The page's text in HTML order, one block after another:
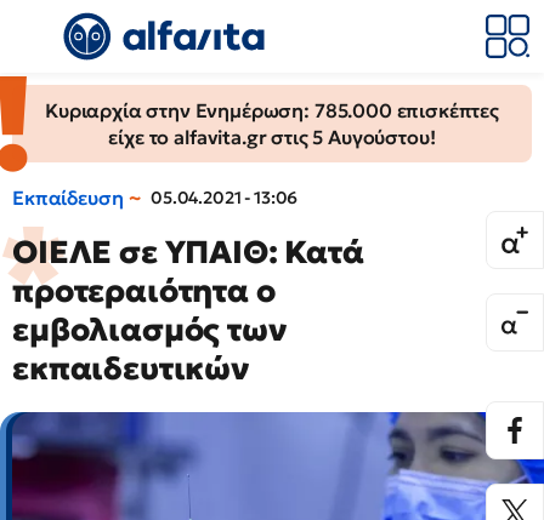
Κυριαρχία στην Ενημέρωση: 785.000 επισκέπτες
είχε το alfavita.gr στις 5 Αυγούστου!
Εκπαίδευση 05.04.2021 - 13:06
ΟΙΕΛΕ σε ΥΠΑΙΘ: Κατά
προτεραιότητα ο
εμβολιασμός των
εκπαιδευτικών